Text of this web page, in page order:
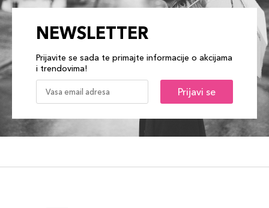
NEWSLETTER
Prijavite se sada te primajte informacije o akcijama
i trendovima!
Prijavi se